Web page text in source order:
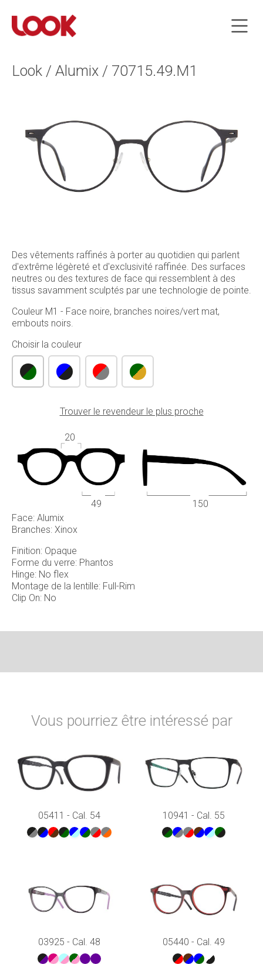
Look / Alumix / 70715.49.M1
Face: Alumix
Branches: Xinox
Finition: Opaque
Forme du verre: Phantos
Hinge: No flex
Montage de la lentille: Full-Rim
Clip On: No
Des vêtements raffinés à porter au quotidien qui parlent
d'extrême légèreté et d'exclusivité raffinée. Des surfaces
neutres ou des textures de face qui ressemblent à des
tissus savamment sculptés par une technologie de pointe.
Couleur M1 - Face noire, branches noires/vert mat,
embouts noirs.
Choisir la couleur
Trouver le revendeur le plus proche
49
20
150
Vous pourriez être intéressé par
05411 - Cal. 54 10941 - Cal. 55
03925 - Cal. 48 05440 - Cal. 49